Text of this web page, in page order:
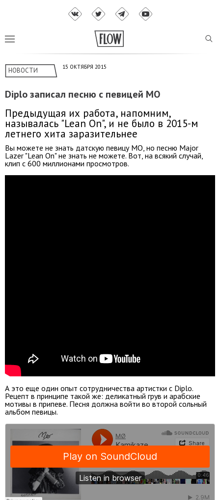
НОВОСТИ 15 ОКТЯБРЯ 2015
Diplo записал песню с певицей MO
Предыдущая их работа, напомним,
называлась "Lean On", и не было в 2015-м
летнего хита заразительнее
Вы можете не знать датскую певицу MO, но песню Major
Lazer "Lean On" не знать не можете. Вот, на всякий случай,
клип с 600 миллионами просмотров.
А это еще один опыт сотрудничества артистки с Diplo.
Рецепт в принципе такой же: деликатный грув и арабские
мотивы в припеве. Песня должна войти во второй сольный
альбом певицы.